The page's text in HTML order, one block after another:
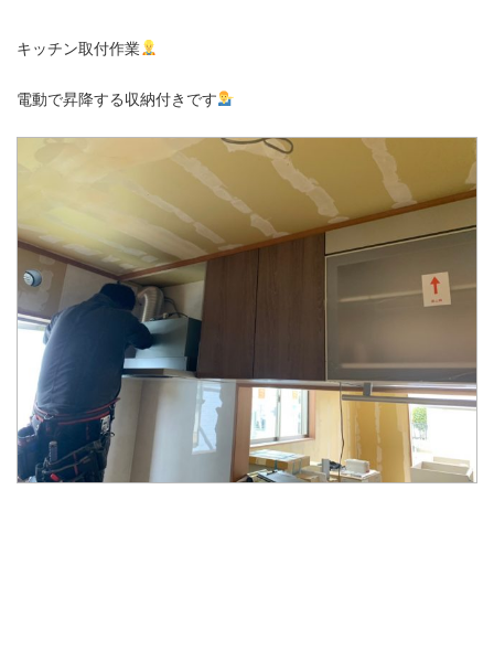
キッチン取付作業
電動で昇降する収納付きです